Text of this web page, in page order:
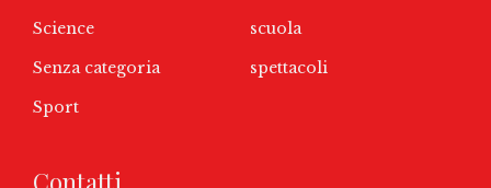
Science
scuola
Senza categoria
spettacoli
Sport
Contatti